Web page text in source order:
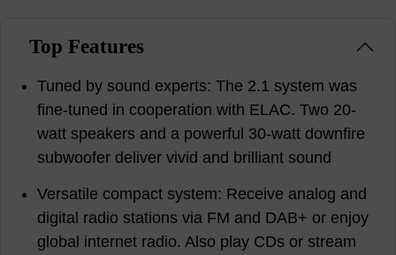
Top Features
Tuned by sound experts: The 2.1 system was
fine-tuned in cooperation with ELAC. Two 20-
watt speakers and a powerful 30-watt downfire
subwoofer deliver vivid and brilliant sound
Versatile compact system: Receive analog and
digital radio stations via FM and DAB+ or enjoy
global internet radio. Also play CDs or stream